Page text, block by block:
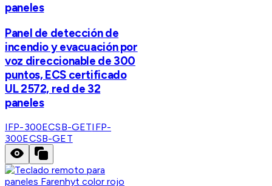
paneles
Panel de detección de
incendio y evacuación por
voz direccionable de 300
puntos, ECS certificado
UL 2572, red de 32
paneles
IFP-300ECSB-GETIFP-
300ECSB-GET